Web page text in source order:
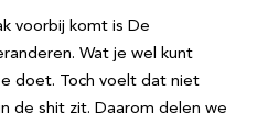
voorbij komt is De
Wat je wel kunt
doet. Toch voelt dat niet
de shit zit. Daarom delen we